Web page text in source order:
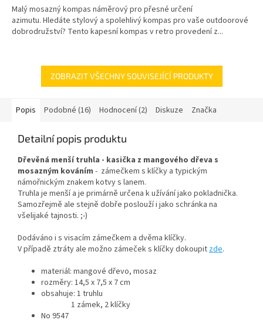
Malý mosazný kompas náměrový pro přesné určení
azimutu. Hledáte stylový a spolehlivý kompas pro vaše outdoorové
dobrodružství? Tento kapesní kompas v retro provedení z...
ZOBRAZIT VŠECHNY SOUVISEJÍCÍ PRODUKTY
Popis Podobné (16) Hodnocení (2) Diskuze Značka
Detailní popis produktu
Dřevěná menší truhla - kasička z mangového dřeva s
mosazným kováním - zámečkem s klíčky a typickým
námořnickým znakem kotvy s lanem.
Truhla je menší a je primárně určena k užívání jako pokladnička.
Samozřejmě ale stejně dobře poslouží i jako schránka na
všelijaké tajnosti. ;-)
Dodáváno i s visacím zámečkem a dvěma klíčky.
V případě ztráty ale možno zámeček s klíčky dokoupitzde.
materiál: mangové dřevo, mosaz
rozměry: 14,5 x 7,5 x 7 cm
obsahuje: 1 truhlu
1 zámek, 2 klíčky
No 9547